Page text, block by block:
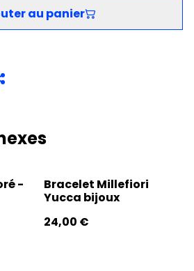
au panier
-
Bracelet Millefiori
Yucca bijoux
24,00 €